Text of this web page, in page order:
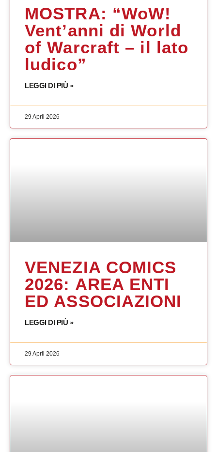
MOSTRA: “WoW!
Vent’anni di World
of Warcraft – il lato
ludico”
LEGGI DI PIÙ »
29 April 2026
VENEZIA COMICS
2026: AREA ENTI
ED ASSOCIAZIONI
LEGGI DI PIÙ »
29 April 2026